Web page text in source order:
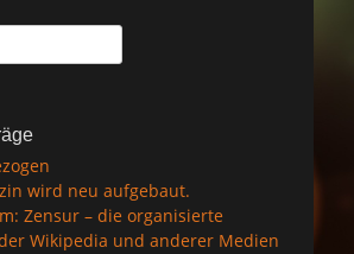
wird neu aufgebaut.
Zensur – die organisierte
Wikipedia und anderer Medien